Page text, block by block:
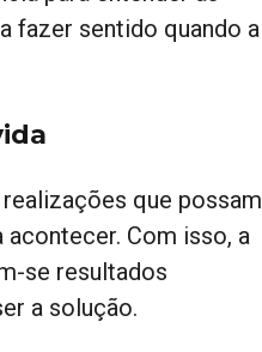
fazer sentido quando a
que possam
Com isso, a
se resultados
a solução.